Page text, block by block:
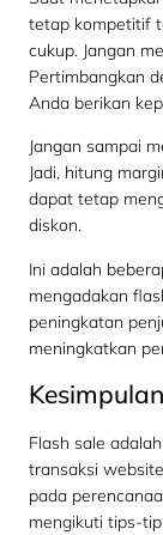
tetap kompetitif
cukup. Jangan
Pertimbangkan
Anda berikan
Jangan sampai
Jadi, hitung
dapat tetap
diskon.
Ini adalah
mengadakan
peningkatan
meningkatkan
Kesimpulan
Flash sale
transaksi
pada
mengikuti tips-